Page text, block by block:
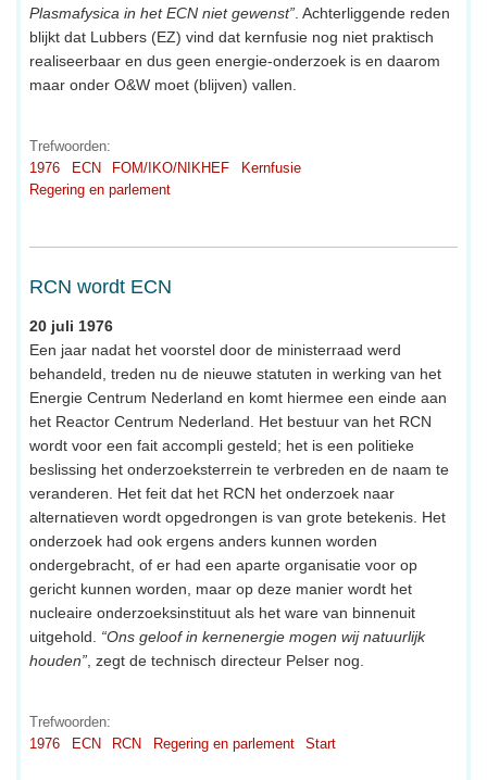
Plasmafysica in het ECN niet gewenst” . Achterliggende reden
blijkt dat Lubbers (EZ) vind dat kernfusie nog niet praktisch
realiseerbaar en dus geen energie-onderzoek is en daarom
maar onder O&W moet (blijven) vallen.
Trefwoorden:
1976
ECN FOM/IKO/NIKHEF
Kernfusie
Regering en parlement
RCN wordt ECN
20 juli 1976
Een jaar nadat het voorstel door de ministerraad werd
behandeld, treden nu de nieuwe statuten in werking van het
Energie Centrum Nederland en komt hiermee een einde aan
het Reactor Centrum Nederland. Het bestuur van het RCN
wordt voor een fait accompli gesteld; het is een politieke
beslissing het onderzoeksterrein te verbreden en de naam te
veranderen. Het feit dat het RCN het onderzoek naar
alternatieven wordt opgedrongen is van grote betekenis. Het
onderzoek had ook ergens anders kunnen worden
ondergebracht, of er had een aparte organisatie voor op
gericht kunnen worden, maar op deze manier wordt het
nucleaire onderzoeksinstituut als het ware van binnenuit
uitgehold. “Ons geloof in kernenergie mogen wij natuurlijk
houden”, zegt de technisch directeur Pelser nog.
Trefwoorden:
1976
ECN RCN Regering en parlement Start